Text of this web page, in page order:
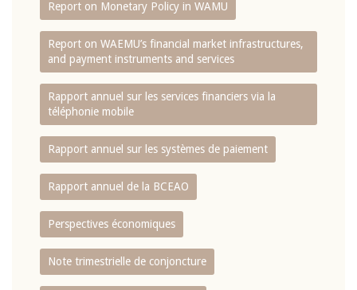
Report on Monetary Policy in WAMU
Report on WAEMU’s financial market infrastructures,
and payment instruments and services
Rapport annuel sur les services financiers via la
téléphonie mobile
Rapport annuel sur les systèmes de paiement
Rapport annuel de la BCEAO
Perspectives économiques
Note trimestrielle de conjoncture